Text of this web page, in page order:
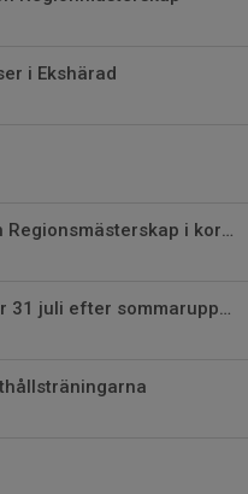
i Ekshärad
Inbjudan KP Pokalen och Regionsmästerskap i korthåll
Korthållsträningar startar 31 juli efter sommaruppehållet